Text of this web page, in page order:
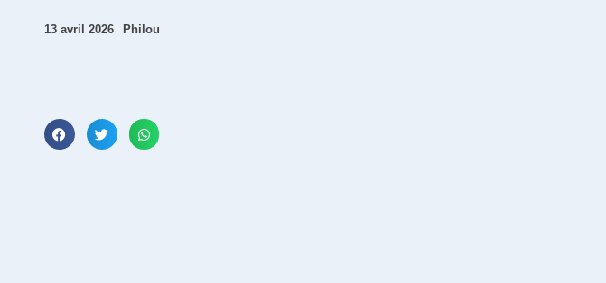
13 avril 2026 Philou